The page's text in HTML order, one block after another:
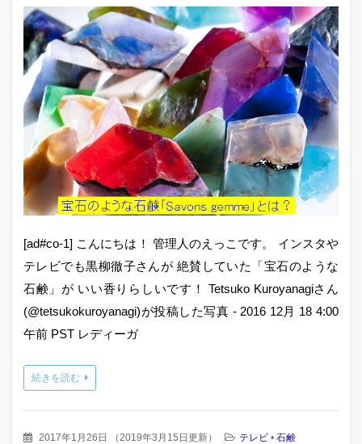
[ad#co-1] こんにちは！ 管理人のえっこです。 インスタや
テレビでも黒柳徹子さんが 絶賛していた「宝石のような
石鹸」が いい香りらしいです！ Tetsuko Kuroyanagiさん
(@tetsukokuroyanagi)が投稿した写真 - 2016 12月 18 4:00
午前 PST レディーガ
続きを読む
2017年1月26日 （ 2019年3月15日更新） テレビ • 石鹸